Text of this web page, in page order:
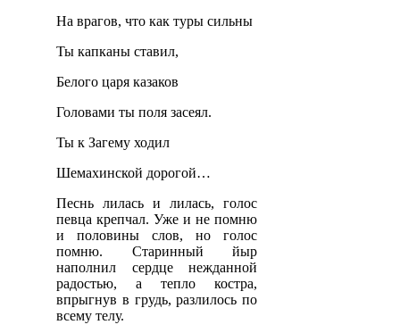
На врагов, что как туры сильны
Ты капканы ставил,
Белого царя казаков
Головами ты поля засеял.
Ты к Загему ходил
Шемахинской дорогой…
Песнь лилась и лилась, голос
певца крепчал. Уже и не помню
и половины слов, но голос
помню. Старинный йыр
наполнил сердце нежданной
радостью, а тепло костра,
впрыгнув в грудь, разлилось по
всему телу.